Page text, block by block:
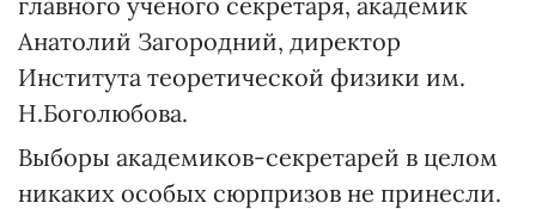
Анатолий Загородний, директор
Института тео­ретической физики им.
Н.Бого­любова.
Выборы академиков-секретарей в целом
никаких особых сюрпризов не принесли.